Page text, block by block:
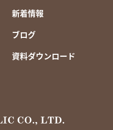
新着情報
ブログ
資料ダウンロード